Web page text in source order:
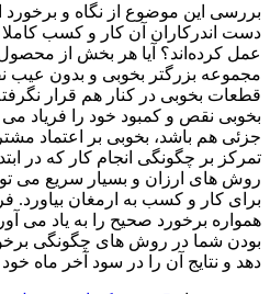
بررسی این موضوع از نگاه و برخورد
دست اندرکاران آن کار و کسب
عمل کرده‌اند؟ آیا هر بخش از
مجموعه بزرگتر بخوبی و بدون
قطعات بخوبی در کنار هم قرار
بخوبی نقص و کمبود خود را فریاد
جزئی هم باشد، بخوبی بر اعتماد
تمرکز بر چگونگی انجام کار که در
روش های ارزان و بسیار سریع می
برای کار و کسب به ارمغان بیاورد.
همواره برخورد صحیح را به یاد می
بودن شما در روش های چگونگی
دهد و نتایج آن را در سود آخر ماه